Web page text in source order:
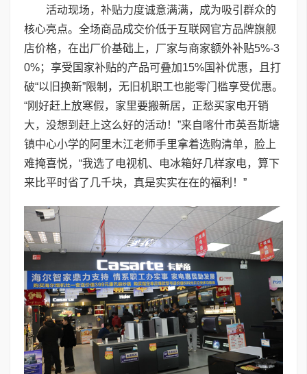
活动现场，补贴力度诚意满满，成为吸引群众的
核心亮点。全场商品成交价低于互联网官方品牌旗舰
店价格，在出厂价基础上，厂家与商家额外补贴5%-3
0%；享受国家补贴的产品可叠加15%国补优惠，且打
破“以旧换新”限制，无旧机职工也能零门槛享受优惠。
“刚好赶上放寒假，家里要搬新居，正愁买家电开销
大，没想到赶上这么好的活动！”来自喀什市英吾斯塘
镇中心小学的阿里木江老师手里拿着选购清单，脸上
难掩喜悦，“我选了电视机、电冰箱好几样家电，算下
来比平时省了几千块，真是实实在在的福利！”